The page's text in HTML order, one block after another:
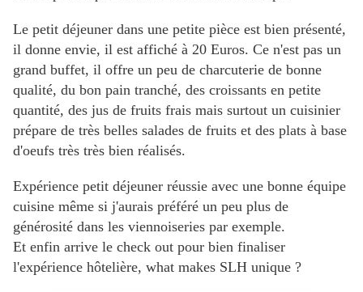
Le petit déjeuner dans une petite pièce est bien présenté,
il donne envie, il est affiché à 20 Euros. Ce n'est pas un
grand buffet, il offre un peu de charcuterie de bonne
qualité, du bon pain tranché, des croissants en petite
quantité, des jus de fruits frais mais surtout un cuisinier
prépare de très belles salades de fruits et des plats à base
d'oeufs très très bien réalisés.
Expérience petit déjeuner réussie avec une bonne équipe
cuisine même si j'aurais préféré un peu plus de
générosité dans les viennoiseries par exemple.
Et enfin arrive le check out pour bien finaliser
l'expérience hôtelière, what makes SLH unique ?